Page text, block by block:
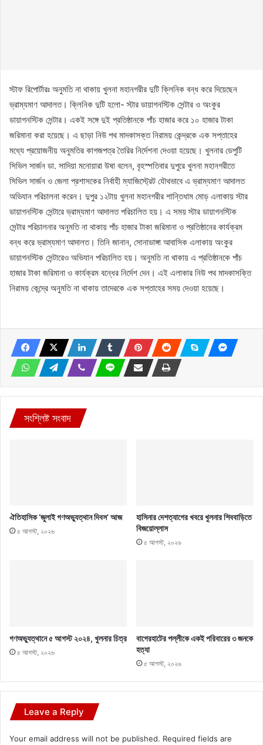
স্টাফ রিপোর্টারঃ অনুমতি না থাকায় খুলনা মহানগরীর দুটি ক্লিনিক বন্ধ করে দিয়েছেন
ভ্রাম্যমাণ আদালত। ক্লিনিক দুটি হলো- স্টার ডায়াগনস্টিক সেন্টার ও অংকুর
ডায়াগনস্টিক সেন্টার। একই সঙ্গে দুই প্রতিষ্ঠানকে পাঁচ হাজার করে ১০ হাজার টাকা
জরিমানা করা হয়েছে। এ ছাড়া নিউ পথ মাদকাসক্ত নিরাময় কেন্দ্রকে এক সপ্তাহের
মধ্যে প্রয়োজনীয় অনুমতির কাগজপত্র তৈরির নির্দেশনা দেওয়া হয়েছে। খুলনার ডেপুটি
সিভিল সার্জন ডা. সাদিয়া মনোয়ারা উষা বলেন, বৃহস্পতিবার দুপুরে খুলনা মহানগরীতে
সিভিল সার্জন ও জেলা প্রশাসকের নির্বাহী ম্যাজিস্ট্রেট যৌথভাবে এ ভ্রাম্যমাণ আদালত
অভিযান পরিচালনা করেন। দুপুর ১২টায় খুলনা মহানগরীর শান্তিধাম মোড় এলাকায় স্টার
ডায়াগনস্টিক সেন্টারে ভ্রাম্যমাণ আদালত পরিচালিত হয়। এ সময় স্টার ডায়াগনস্টিক
সেন্টার পরিচালনার অনুমতি না থাকায় পাঁচ হাজার টাকা জরিমানা ও প্রতিষ্ঠানের কার্যক্রম
বন্ধ করে ভ্রাম্যমাণ আদালত। তিনি জানান, সোনাডাঙ্গা আবাসিক এলাকায় অংকুর
ডায়াগনস্টিক সেন্টারেও অভিযান পরিচালিত হয়। অনুমতি না থাকায় এ প্রতিষ্ঠানকে পাঁচ
হাজার টাকা জরিমানা ও কার্যক্রম বন্ধের নির্দেশ দেন। এই এলাকার নিউ পথ মাদকাসক্তি
নিরাময় কেন্দ্রে অনুমতি না থাকায় তাদেরকে এক সপ্তাহের সময় দেওয়া হয়েছে।
সংশ্লিষ্ট সংবাদ
ঐতিহাসিক ‘জুলাই গণঅভ্যুত্থান দিবস’ আজ
৫ আগস্ট, ২০২৬
হাসিনার দেশত্যাগের খবরে খুলনার শিববাড়িতে
বিজয়োল্লাস
৫ আগস্ট, ২০২৬
গণঅভ্যুত্থানে ৫ আগস্ট ২০২৪, খুলনার চিত্র
৫ আগস্ট, ২০২৬
বাগেরহাটের পল্লীকে একই পরিবারের ৩ জনকে
হত্যা
৫ আগস্ট, ২০২৬
Leave a Reply
Your email address will not be published. Required fields are